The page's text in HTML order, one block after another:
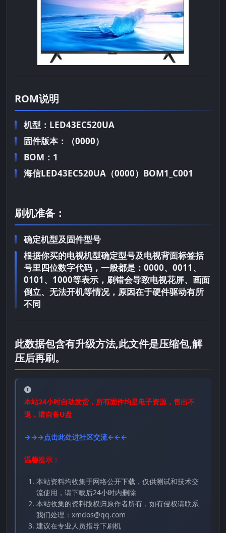
ROM说明
机型：LED43EC520UA
固件版本：（0000）
BOM：1
海信LED43EC520UA（0000）BOM1_C001
刷机准备：
确定机型及固件型号
根据你买的电视机型确定型号及电视背面标签括
号里四位数字代码，一般都是：0000、0011、
0101、1000等表示，刷错会导致电视花屏、画面
倒立、无法开机等情况，原因在于硬件驱动有所
不同
此数据包含有升级方法,此文件是压缩包,解
压后再刷。
本站24小时自动发货，所有固件均是电子资源，售出不
退，请自备U盘
→→→点击此处进社区交流←←←
温馨提示：
本站资料均收集于网络公开下载，仅供测试和技术交
流使用，请下载后24小时内删除
本站收集的资料版权归原作者所有，如有侵权请联系
我们处理：xmdos@qq.com
建议在专业人员指导下刷机